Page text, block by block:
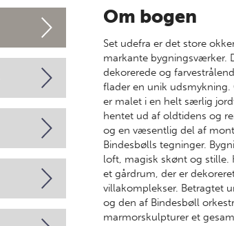
Om bogen
Set udefra er det store
markante bygningsværker.
dekorerede og
flader en unik
er malet i en helt særlig
hentet ud af oldtidens og
og en væsentlig del af
Bindesbølls tegninger.
loft, magisk skønt og stille.
et gårdrum, der er
villakomplekser. Betragtet
og den af Bindesbøll
marmorskulpturer et